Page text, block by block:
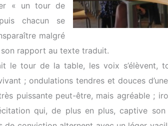
« un tour de
chacun se
malgré
rapport au texte traduit.
le tour de la table, les voix s’élèvent,
; ondulations tendres et douces
puissante peut-être, mais agréable ;
qui, de plus en plus, captive